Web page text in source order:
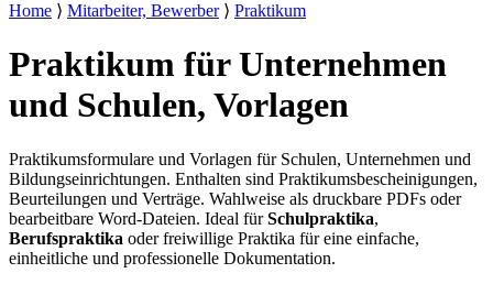
Home ⟩ Mitarbeiter, Bewerber⟩ Praktikum
Praktikum für Unternehmen
und Schulen, Vorlagen
Praktikumsformulare und Vorlagen für Schulen, Unternehmen und
Bildungseinrichtungen. Enthalten sind Praktikumsbescheinigungen,
Beurteilungen und Verträge. Wahlweise als druckbare PDFs oder
bearbeitbare Word-Dateien. Ideal fürSchulpraktika,
Berufspraktika oder freiwillige Praktika für eine einfache,
einheitliche und professionelle Dokumentation.